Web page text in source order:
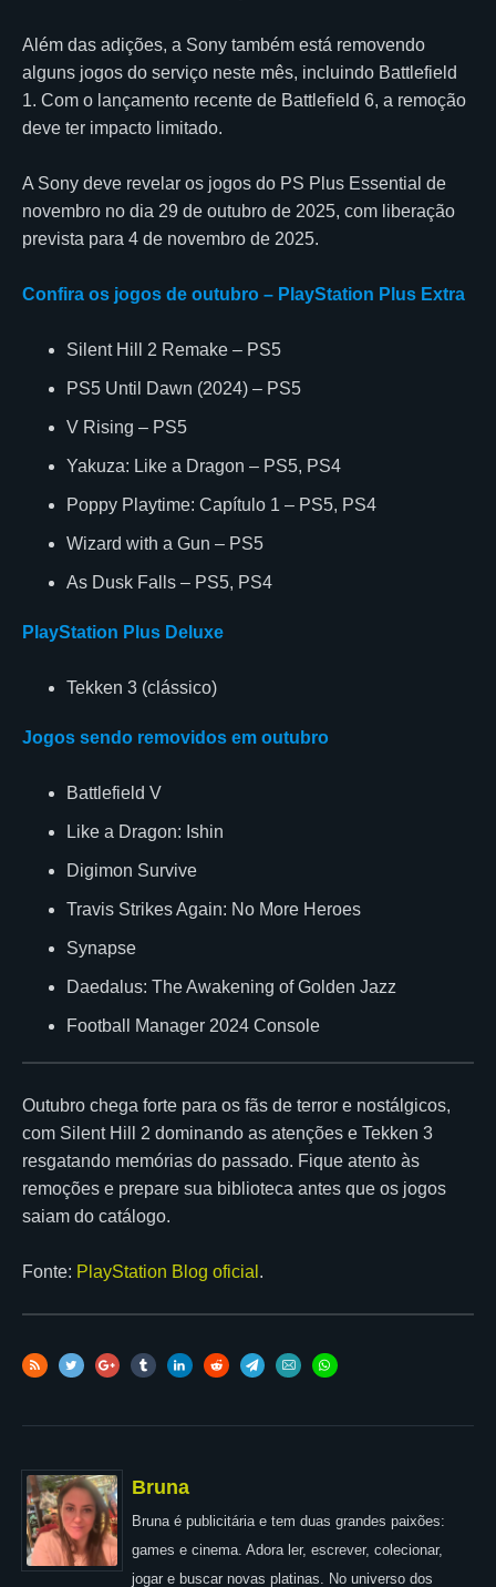
Além das adições, a Sony também está removendo
alguns jogos do serviço neste mês, incluindo Battlefield
1. Com o lançamento recente de Battlefield 6, a remoção
deve ter impacto limitado.
A Sony deve revelar os jogos do PS Plus Essential de
novembro no dia 29 de outubro de 2025, com liberação
prevista para 4 de novembro de 2025.
Confira os jogos de outubro – PlayStation Plus Extra
Silent Hill 2 Remake – PS5
PS5 Until Dawn (2024) – PS5
V Rising – PS5
Yakuza: Like a Dragon – PS5, PS4
Poppy Playtime: Capítulo 1 – PS5, PS4
Wizard with a Gun – PS5
As Dusk Falls – PS5, PS4
PlayStation Plus Deluxe
Tekken 3 (clássico)
Jogos sendo removidos em outubro
Battlefield V
Like a Dragon: Ishin
Digimon Survive
Travis Strikes Again: No More Heroes
Synapse
Daedalus: The Awakening of Golden Jazz
Football Manager 2024 Console
Outubro chega forte para os fãs de terror e nostálgicos,
com Silent Hill 2 dominando as atenções e Tekken 3
resgatando memórias do passado. Fique atento às
remoções e prepare sua biblioteca antes que os jogos
saiam do catálogo.
Fonte: PlayStation Blog oficial .
Bruna
Bruna é publicitária e tem duas grandes paixões:
games e cinema. Adora ler, escrever, colecionar,
jogar e buscar novas platinas. No universo dos